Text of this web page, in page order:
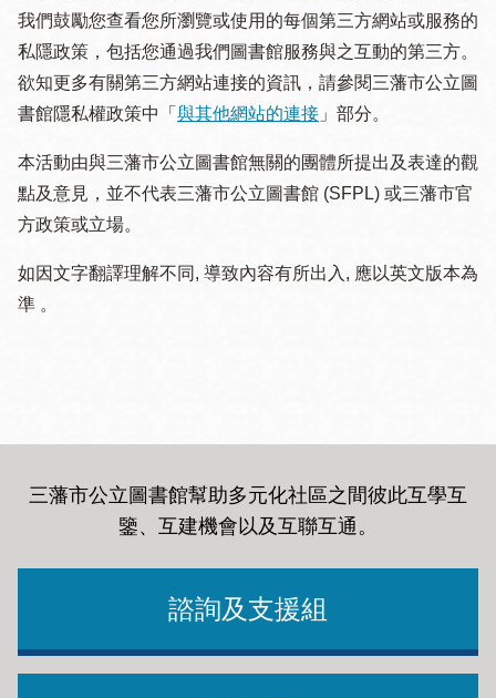
我們鼓勵您查看您所瀏覽或使用的每個第三方網站或服務的
私隱政策，包括您通過我們圖書館服務與之互動的第三方。
欲知更多有關第三方網站連接的資訊，請參閱三藩市公立圖
書館隱私權政策中「 與其他網站的連接 」部分。
本活動由與三藩市公立圖書館無關的團體所提出及表達的觀
點及意見，並不代表三藩市公立圖書館 (SFPL) 或三藩市官
方政策或立場。
如因文字翻譯理解不同, 導致內容有所出入, 應以英文版本為
準 。
三藩市公立圖書館幫助多元化社區之間彼此互學互
鑒、互建機會以及互聯互通。
諮詢及支援組